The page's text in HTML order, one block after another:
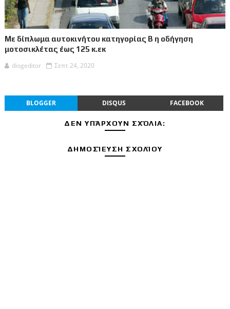
Με δίπλωμα αυτοκινήτου κατηγορίας Β η οδήγηση
μοτοσικλέτας έως 125 κ.εκ
diogeditor
Σεπτ 24, 2020
BLOGGER DISQUS FACEBOOK
ΔΕΝ ΥΠΆΡΧΟΥΝ ΣΧΌΛΙΑ:
ΔΗΜΟΣΊΕΥΣΗ ΣΧΟΛΊΟΥ